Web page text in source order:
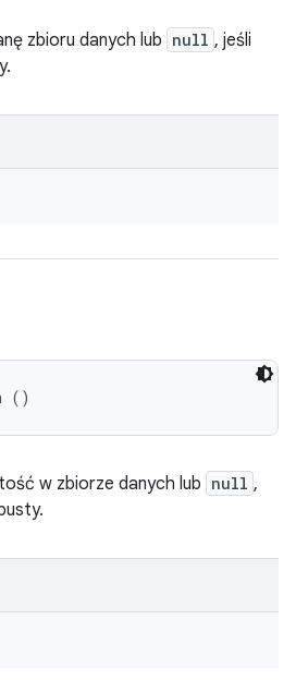
zbioru danych lub null , jeśli
()
w zbiorze danych lub null ,